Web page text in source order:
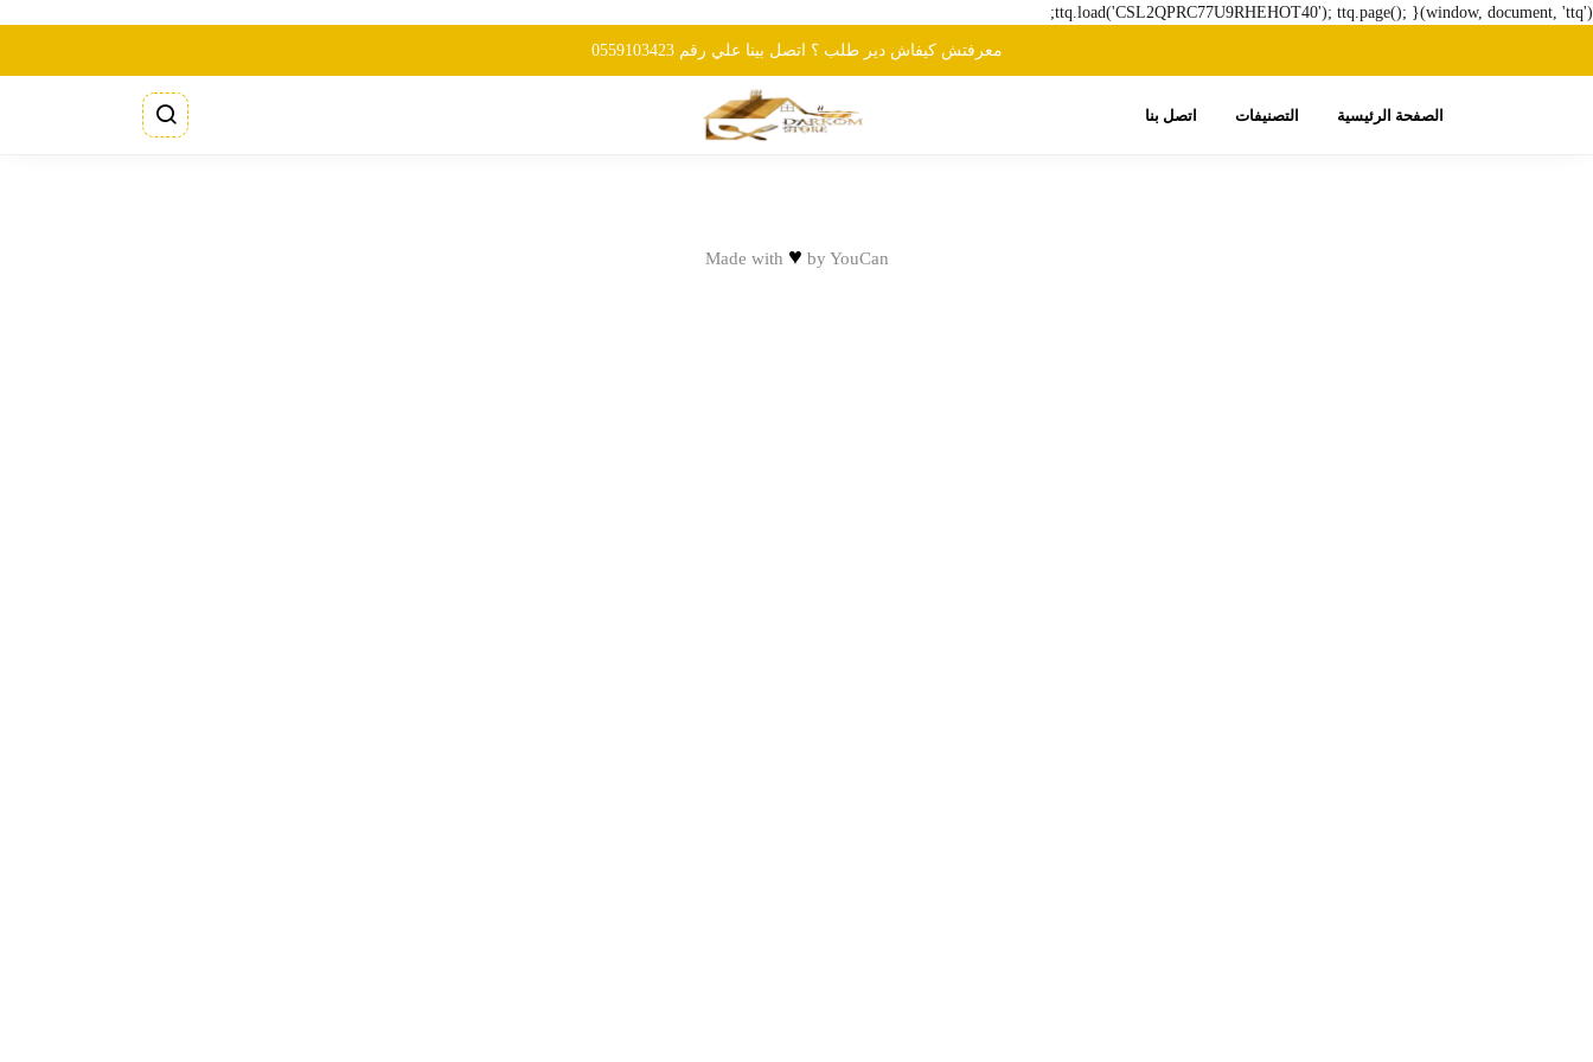
ttq.load('CSL2QPRC77U9RHEHOT40'); ttq.page(); }(window, document, 'ttq');
معرفتش كيفاش دير طلب ؟ اتصل بينا علي رقم 0559103423
الصفحة الرئيسية التصنيفات اتصل بنا
Made with ♥ by YouCan